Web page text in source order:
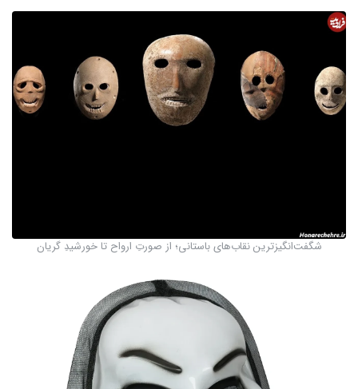
شگفت‌انگیزترین نقاب‌های باستانی؛ از صورتِ ارواح تا خورشیدِ گریان